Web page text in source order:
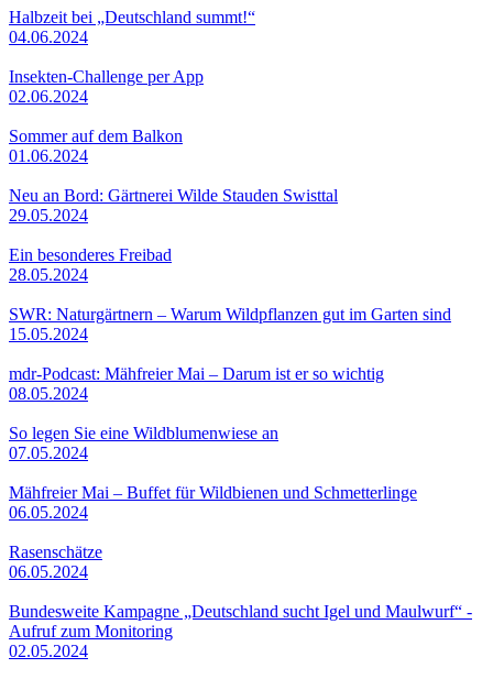
Halbzeit bei „Deutschland summt!“
04.06.2024
Insekten-Challenge per App
02.06.2024
Sommer auf dem Balkon
01.06.2024
Neu an Bord: Gärtnerei Wilde Stauden Swisttal
29.05.2024
Ein besonderes Freibad
28.05.2024
SWR: Naturgärtnern – Warum Wildpflanzen gut im Garten sind
15.05.2024
mdr-Podcast: Mähfreier Mai – Darum ist er so wichtig
08.05.2024
So legen Sie eine Wildblumenwiese an
07.05.2024
Mähfreier Mai – Buffet für Wildbienen und Schmetterlinge
06.05.2024
Rasenschätze
06.05.2024
Bundesweite Kampagne „Deutschland sucht Igel und Maulwurf“ -
Aufruf zum Monitoring
02.05.2024